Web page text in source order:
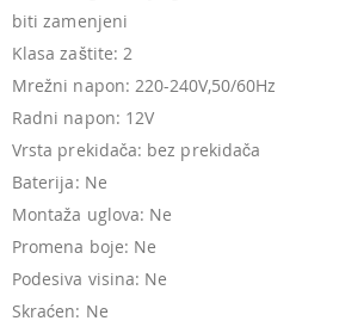
biti zamenjeni
Klasa zaštite: 2
Mrežni napon: 220-240V,50/60Hz
Radni napon: 12V
Vrsta prekidača: bez prekidača
Baterija: Ne
Montaža uglova: Ne
Promena boje: Ne
Podesiva visina: Ne
Skraćen: Ne